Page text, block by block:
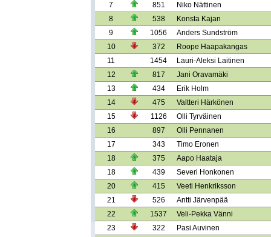
7
851
Niko Nättinen
8
538
Konsta Kajan
9
1056
Anders Sundström
10
372
Roope Haapakangas
11
1454
Lauri-Aleksi Laitinen
12
817
Jani Oravamäki
13
434
Erik Holm
14
475
Valtteri Härkönen
15
1126
Olli Tyrväinen
16
897
Olli Pennanen
17
343
Timo Eronen
18
375
Aapo Haataja
18
439
Severi Honkonen
20
415
Veeti Henkriksson
21
526
Antti Järvenpää
22
1537
Veli-Pekka Vänni
23
322
Pasi Auvinen